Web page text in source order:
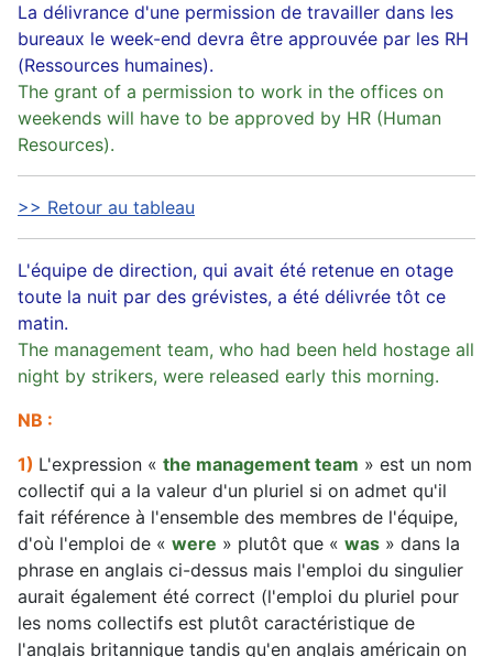
La délivrance d'une permission de travailler dans les
bureaux le week-end devra être approuvée par les RH
(Ressources humaines).
The grant of a permission to work in the offices on
weekends will have to be approved by HR (Human
Resources).
>> Retour au tableau
L'équipe de direction, qui avait été retenue en otage
toute la nuit par des grévistes, a été délivrée tôt ce
matin.
The management team, who had been held hostage all
night by strikers, were released early this morning.
NB :
1) L'expression « the management team » est un nom
collectif qui a la valeur d'un pluriel si on admet qu'il
fait référence à l'ensemble des membres de l'équipe,
d'où l'emploi de « were » plutôt que « was » dans la
phrase en anglais ci-dessus mais l'emploi du singulier
aurait également été correct (l'emploi du pluriel pour
les noms collectifs est plutôt caractéristique de
l'anglais britannique tandis qu'en anglais américain on